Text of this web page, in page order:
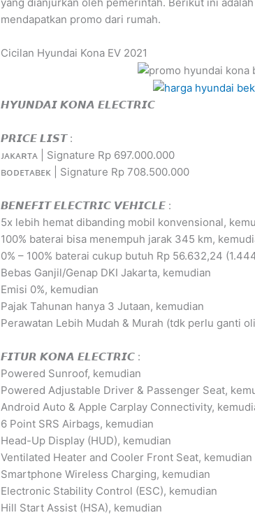
mendapatkan promo dari rumah.
Cicilan Hyundai Kona EV 2021
𝙃𝙔𝙐𝙉𝘿𝘼𝙄 𝙆𝙊𝙉𝘼 𝙀𝙇𝙀𝘾𝙏𝙍𝙄𝘾
𝙋𝙍𝙄𝘾𝙀 𝙇𝙄𝙎𝙏 :
ᴊᴀᴋᴀʀᴛᴀ | Signature Rp 697.000.000
ʙᴏᴅᴇᴛᴀʙᴇᴋ | Signature Rp 708.500.000
𝘽𝙀𝙉𝙀𝙁𝙄𝙏 𝙀𝙇𝙀𝘾𝙏𝙍𝙄𝘾 𝙑𝙀𝙃𝙄𝘾𝙇𝙀 :
5x lebih hemat dibanding mobil konvensional,
100% baterai bisa menempuh jarak 345 km,
0% – 100% baterai cukup butuh Rp 56.632,24
Bebas Ganjil/Genap DKI Jakarta, kemudian
Emisi 0%, kemudian
Pajak Tahunan hanya 3 Jutaan, kemudian
Perawatan Lebih Mudah & Murah (tdk perlu ganti
𝙁𝙄𝙏𝙐𝙍 𝙆𝙊𝙉𝘼 𝙀𝙇𝙀𝘾𝙏𝙍𝙄𝘾 :
Powered Sunroof, kemudian
Powered Adjustable Driver & Passenger Seat,
Android Auto & Apple Carplay Connectivity,
6 Point SRS Airbags, kemudian
Head-Up Display (HUD), kemudian
Ventilated Heater and Cooler Front Seat, kemudian
Smartphone Wireless Charging, kemudian
Electronic Stability Control (ESC), kemudian
Hill Start Assist (HSA), kemudian